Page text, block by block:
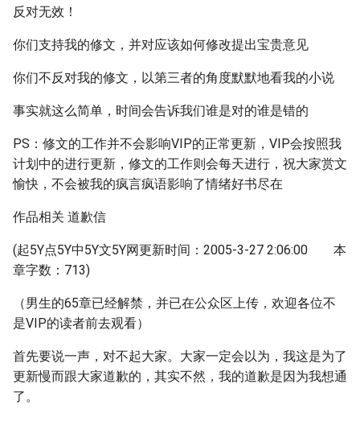
反对无效！
你们支持我的修文，并对应该如何修改提出宝贵意见
你们不反对我的修文，以第三者的角度默默地看我的小说
事实就这么简单，时间会告诉我们谁是对的谁是错的
PS：修文的工作并不会影响VIP的正常更新，VIP会按照我
计划中的进行更新，修文的工作则会每天进行，祝大家赏文
愉快，不会被我的疯言疯语影响了情绪好书尽在
作品相关 道歉信
(起5Y点5Y中5Y文5Y网更新时间：2005-3-27 2:06:00 本
章字数：713)
（男生的65章已经解禁，并已在公众区上传，欢迎各位不
是VIP的读者前去观看）
首先要说一声，对不起大家。大家一定会以为，我这是为了
更新慢而跟大家道歉的，其实不然，我的道歉是因为我想通
了。